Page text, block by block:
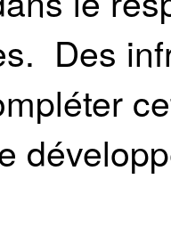
Des